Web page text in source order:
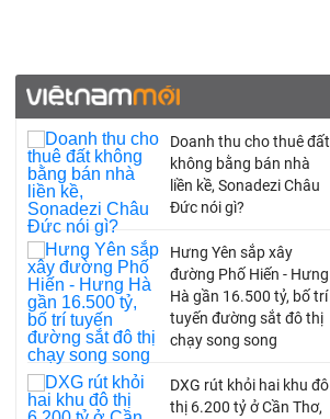
Doanh thu cho thuê đất
không bằng bán nhà
liền kề, Sonadezi Châu
Đức nói gì?
Hưng Yên sắp xây
đường Phố Hiến - Hưng
Hà gần 16.500 tỷ, bố trí
tuyến đường sắt đô thị
chạy song song
DXG rút khỏi hai khu đô
thị 6.200 tỷ ở Cần Thơ,